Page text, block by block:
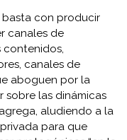
basta con producir
canales de
contenidos,
canales de
aboguen por la
sobre las dinámicas
aludiendo a la
para que